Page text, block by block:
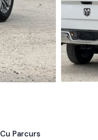
Cu Parcurs